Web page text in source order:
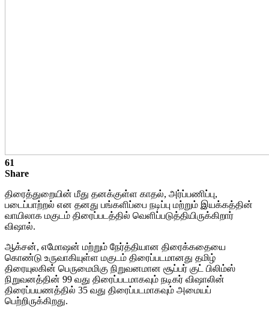
61
Share
திரைத்துறையின் மீது தனக்குள்ள காதல், அர்ப்பணிப்பு,
படைப்பாற்றல் என தனது பங்களிப்பை நடிப்பு மற்றும் இயக்கத்தின்
வாயிலாக மகுடம் திரைப்படத்தில் வெளிப்படுத்தியிருக்கிறார்
விஷால்.
ஆக்சன், எமோஷன் மற்றும் நேர்த்தியான திரைக்கதையை
கொண்டு உருவாகியுள்ள மகுடம் திரைப்படமானது தமிழ்
திரையுலகின் பெருமைமிகு நிறுவனமான சூப்பர் குட் பிலிம்ஸ்
நிறுவனத்தின் 99 வது திரைப்படமாகவும் நடிகர் விஷாலின்
திரைப்பயணத்தில் 35 வது திரைப்படமாகவும் அமையப்
பெற்றிருக்கிறது.